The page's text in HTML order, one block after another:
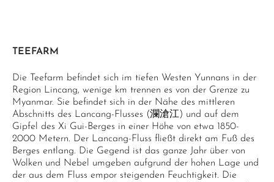
TEEFARM
Die Teefarm befindet sich im tiefen Westen Yunnans in der
Region Lincang, wenige km trennen es von der Grenze zu
Myanmar. Sie befindet sich in der Nähe des mittleren
Abschnitts des Lancang-Flusses (瀾滄江) und auf dem
Gipfel des Xi Gui-Berges in einer Höhe von etwa 1850-
2000 Metern. Der Lancang-Fluss fließt direkt am Fuß des
Berges entlang. Die Gegend ist das ganze Jahr über von
Wolken und Nebel umgeben aufgrund der hohen Lage und
der aus dem Fluss empor steigenden Feuchtigkeit. Die